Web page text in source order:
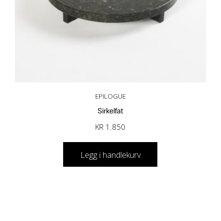
EPILOGUE
Sirkelfat
KR 1.850
Legg i handlekurv